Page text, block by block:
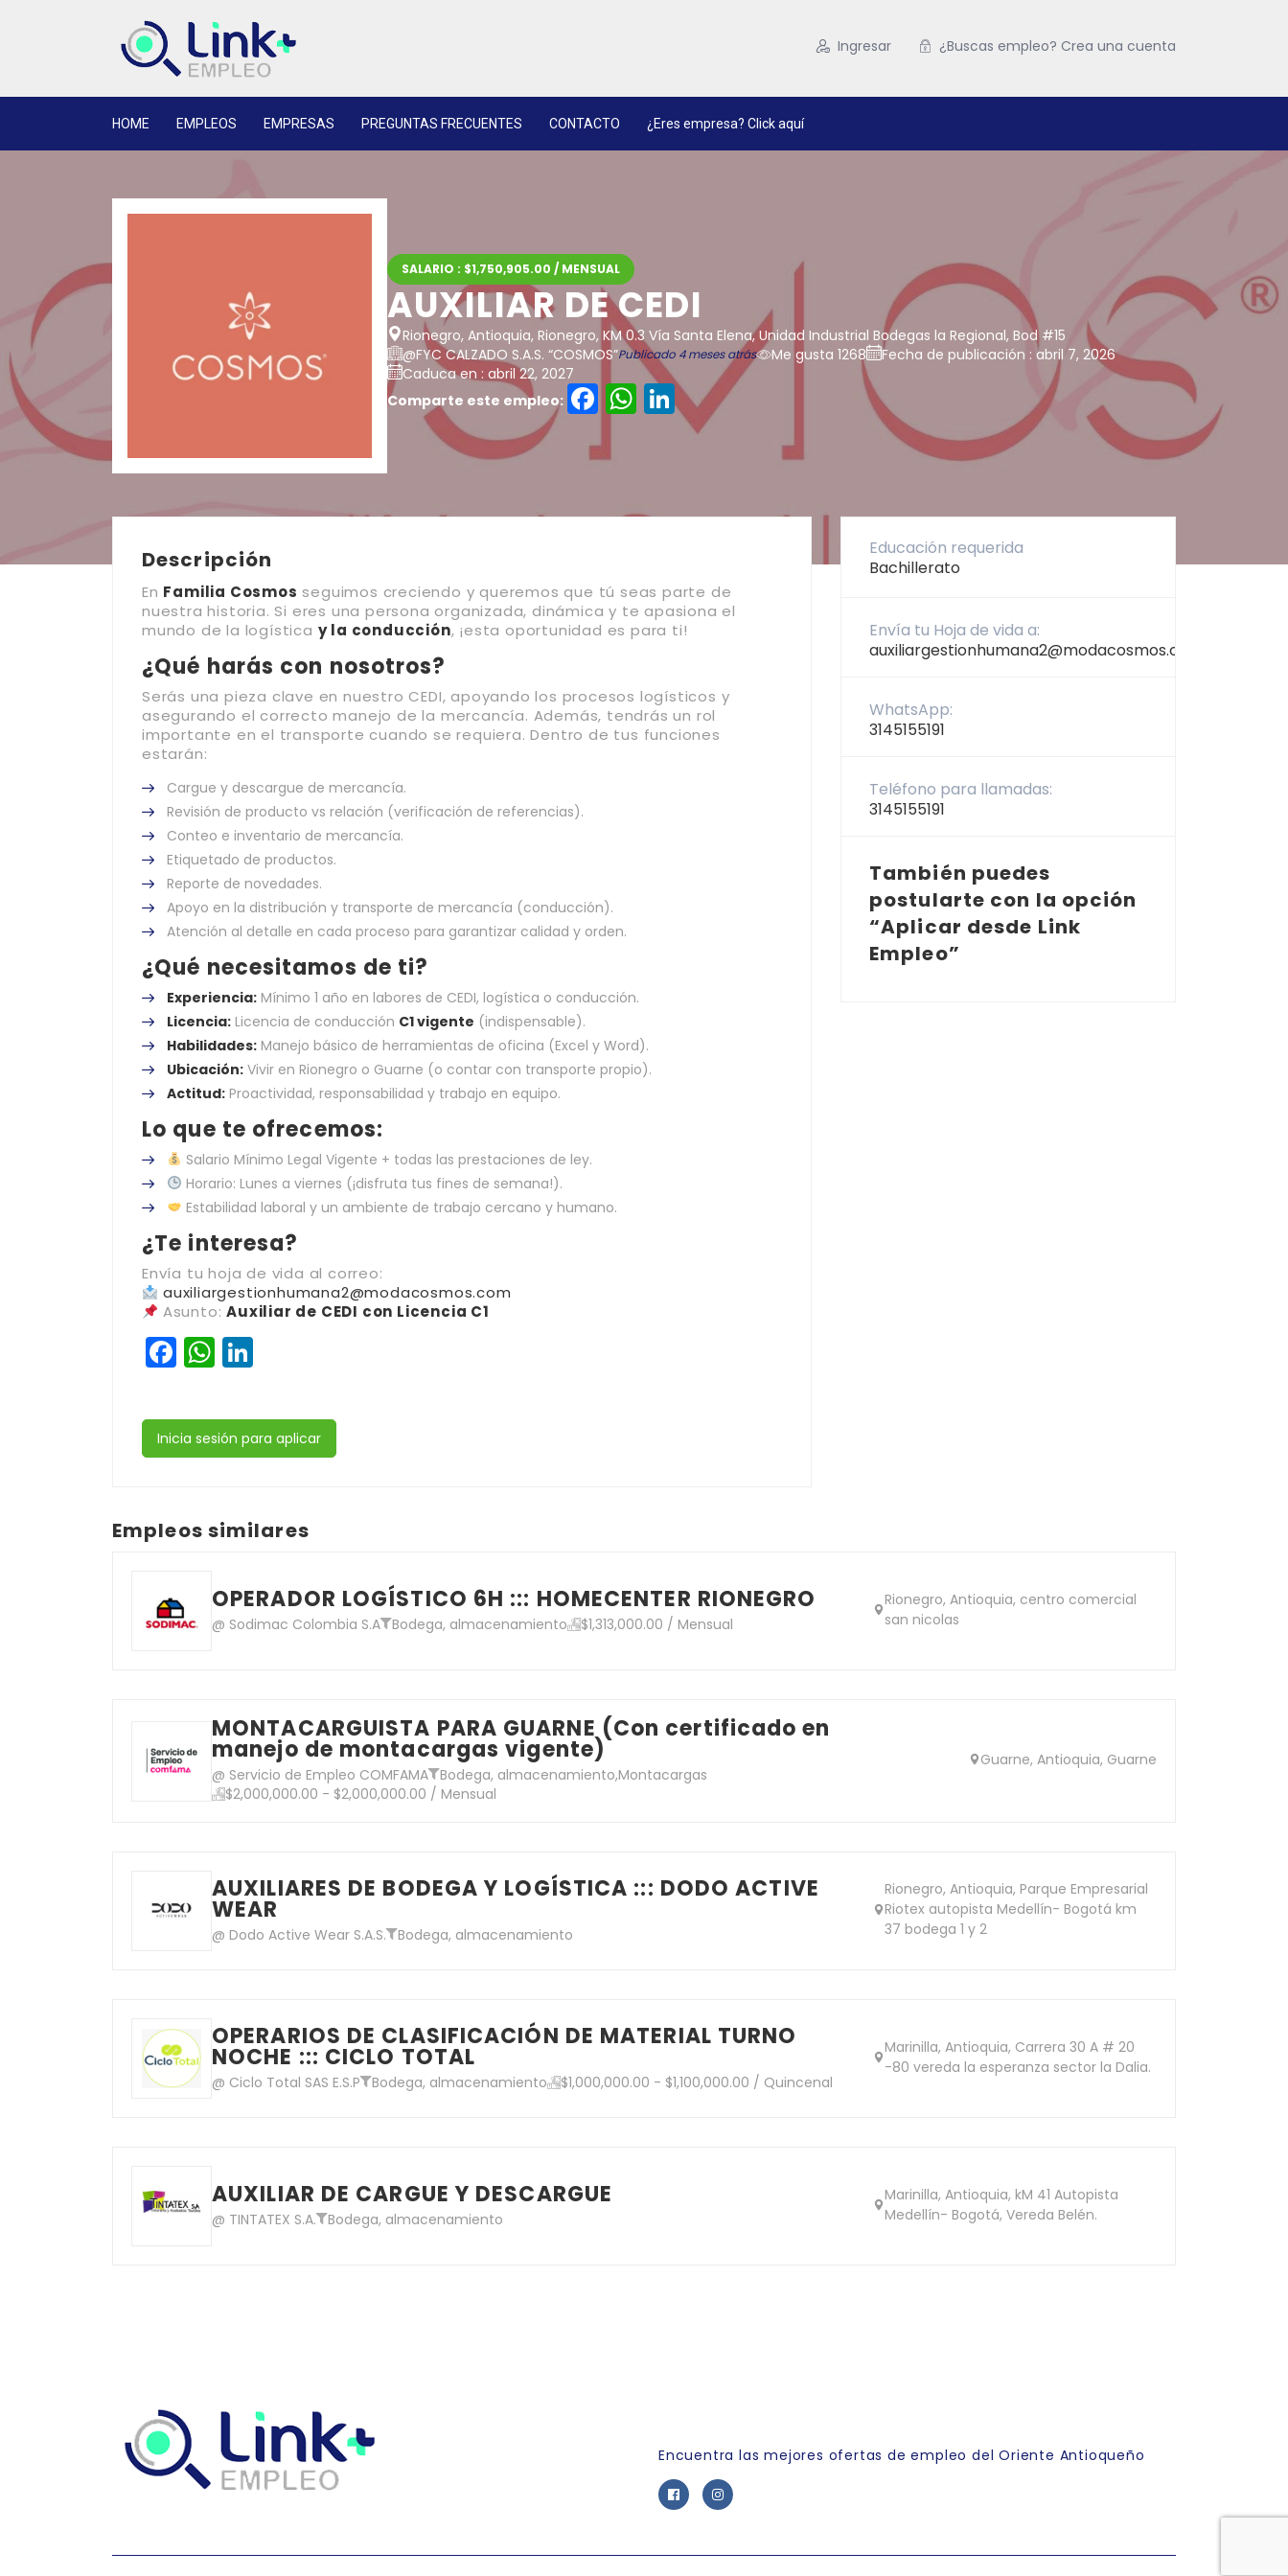
Ingresar ¿Buscas empleo? Crea una cuenta
HOME EMPLEOS EMPRESAS PREGUNTAS FRECUENTES CONTACTO ¿Eres empresa? Click aquí
SALARIO : $1,750,905.00 / MENSUAL
AUXILIAR DE CEDI
Rionegro, Antioquia, Rionegro, KM 0.3 Vía Santa Elena, Unidad Industrial Bodegas la Regional, Bod #15
@FYC CALZADO S.A.S. “COSMOS”Publicado 4 meses atrás Me gusta 1268
Fecha de publicación : abril 7, 2026
Caduca en : abril 22, 2027
Comparte este empleo:
Facebook
WhatsApp
LinkedIn
Descripción
En Familia Cosmos seguimos creciendo y queremos que tú seas parte de
nuestra historia. Si eres una persona organizada, dinámica y te apasiona el
mundo de la logística y la conducción, ¡esta oportunidad es para ti!
¿Qué harás con nosotros?
Serás una pieza clave en nuestro CEDI, apoyando los procesos logísticos y
asegurando el correcto manejo de la mercancía. Además, tendrás un rol
importante en el transporte cuando se requiera. Dentro de tus funciones
estarán:
Cargue y descargue de mercancía.
Revisión de producto vs relación (verificación de referencias).
Conteo e inventario de mercancía.
Etiquetado de productos.
Reporte de novedades.
Apoyo en la distribución y transporte de mercancía (conducción).
Atención al detalle en cada proceso para garantizar calidad y orden.
¿Qué necesitamos de ti?
Experiencia: Mínimo 1 año en labores de CEDI, logística o conducción.
Licencia: Licencia de conducción C1 vigente (indispensable).
Habilidades: Manejo básico de herramientas de oficina (Excel y Word).
Ubicación: Vivir en Rionegro o Guarne (o contar con transporte propio).
Actitud: Proactividad, responsabilidad y trabajo en equipo.
Lo que te ofrecemos:
Salario Mínimo Legal Vigente + todas las prestaciones de ley.
Horario: Lunes a viernes (¡disfruta tus fines de semana!).
Estabilidad laboral y un ambiente de trabajo cercano y humano.
¿Te interesa?
Envía tu hoja de vida al correo:
auxiliargestionhumana2@modacosmos.com
Asunto:Auxiliar de CEDI con Licencia C1
Facebook
WhatsApp
Inicia sesión para aplicar
Educación requerida
Bachillerato
Envía tu Hoja de vida a:
auxiliargestionhumana2@modacosmos.com
WhatsApp:
3145155191
Teléfono para llamadas:
3145155191
También puedes
postularte con la opción
“Aplicar desde Link
Empleo”
Empleos similares
OPERADOR LOGÍSTICO 6H ::: HOMECENTER RIONEGRO
@ Sodimac Colombia S.A Bodega, almacenamiento $1,313,000.00 / Mensual
Rionegro, Antioquia, centro comercial
san nicolas
MONTACARGUISTA PARA GUARNE (Con certificado en
manejo de montacargas vigente)
@ Servicio de Empleo COMFAMA Bodega, almacenamiento,Montacargas
$2,000,000.00 - $2,000,000.00 / Mensual
Guarne, Antioquia, Guarne
AUXILIARES DE BODEGA Y LOGÍSTICA ::: DODO ACTIVE
WEAR
@ Dodo Active Wear S.A.S. Bodega, almacenamiento
Rionegro, Antioquia, Parque Empresarial
Riotex autopista Medellín- Bogotá km
37 bodega 1 y 2
OPERARIOS DE CLASIFICACIÓN DE MATERIAL TURNO
NOCHE ::: CICLO TOTAL
@ Ciclo Total SAS E.S.P Bodega, almacenamiento $1,000,000.00 - $1,100,000.00 / Quincenal
Marinilla, Antioquia, Carrera 30 A # 20
-80 vereda la esperanza sector la Dalia.
AUXILIAR DE CARGUE Y DESCARGUE
@ TINTATEX S.A. Bodega, almacenamiento
Marinilla, Antioquia, kM 41 Autopista
Medellín- Bogotá, Vereda Belén.
Encuentra las mejores ofertas de empleo del Oriente Antioqueño